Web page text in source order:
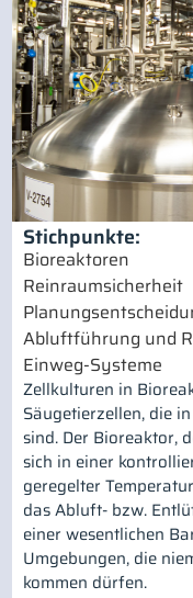
Stichpunkte:
Bioreaktoren
Reinraumsicherheit
Abluftführung und
Einweg-Systeme
Zellkulturen in
Säugetierzellen, die
sind. Der Bioreaktor,
sich in einer
geregelter
das Abluft- bzw.
einer wesentlichen
Umgebungen, die
kommen dürfen.